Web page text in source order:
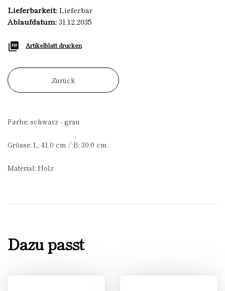
Lieferbarkeit: Lieferbar
Ablaufdatum:31.12.2035
Artikelblatt drucken
Zurück
Farbe: schwarz - grau
Grösse: L: 41.0 cm / B: 30.0 cm
Material: Holz
Dazu passt